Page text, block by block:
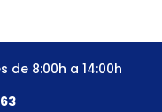
de 8:00h a 14:00h